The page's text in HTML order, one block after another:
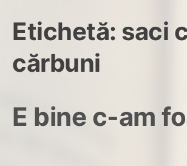
Etichetă: saci
cărbuni
E bine c-am